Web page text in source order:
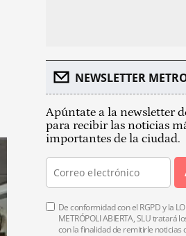
NEWSLETTER
Apúntate a la newsletter
para recibir las noticias
importantes de la ciudad.
De conformidad con el RGPD y la
METRÓPOLI ABIERTA, SLU tratará
con la finalidad de remitirle noticias